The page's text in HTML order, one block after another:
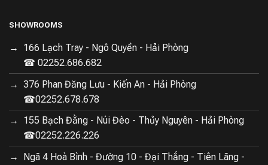
hoạt 1.5 cm, hai bánh cao su ôm sát tường cùng chổi
Xả Nước Tự Động có thể làm sạch sát tường mà không
làm trầy xước đồ nội thất. Hệ thống này tự động điều
chỉnh theo thời gian thực, đảm bảo thu gom rác và làm
sạch chính xác, không bỏ sót bất kỳ khu vực nào.
SHOWROOMS
166 Lạch Tray - Ngô Quyền - Hải Phòng
☎ 02252.686.682
376 Phan Đăng Lưu - Kiến An - Hải Phòng
☎02252.678.678
155 Bạch Đằng - Núi Đèo - Thủy Nguyên - Hải Phòng
☎02252.226.226
Ngã 4 Hoà Bình - Đường 10 - Đại Thắng - Tiên Lãng -